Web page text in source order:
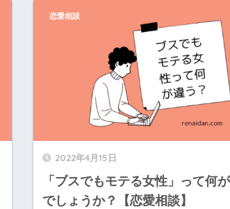
2022年4月15日
「ブスでもモテる女性」って何
でしょうか？【恋愛相談】
恋愛相談